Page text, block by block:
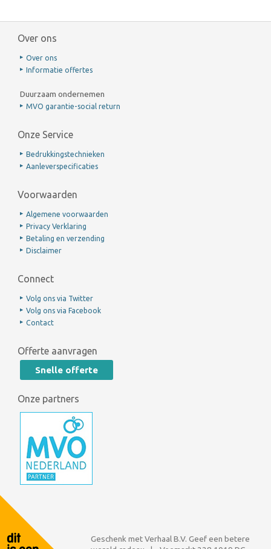
Over ons
Over ons
Informatie offertes
Duurzaam ondernemen
MVO garantie-social return
Onze Service
Bedrukkingstechnieken
Aanleverspecificaties
Voorwaarden
Algemene voorwaarden
Privacy Verklaring
Betaling en verzending
Disclaimer
Connect
Volg ons via Twitter
Volg ons via Facebook
Contact
Offerte aanvragen
Snelle offerte
Onze partners
Geschenk met Verhaal B.V. Geef een betere